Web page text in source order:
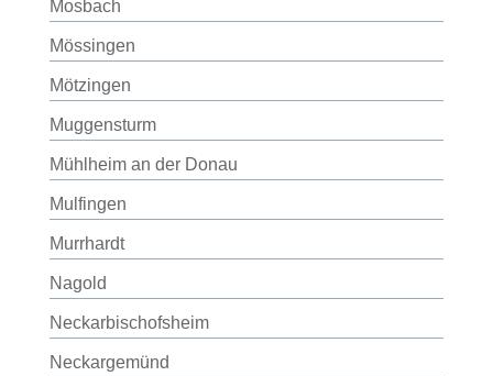
Mosbach
Mössingen
Mötzingen
Muggensturm
Mühlheim an der Donau
Mulfingen
Murrhardt
Nagold
Neckarbischofsheim
Neckargemünd